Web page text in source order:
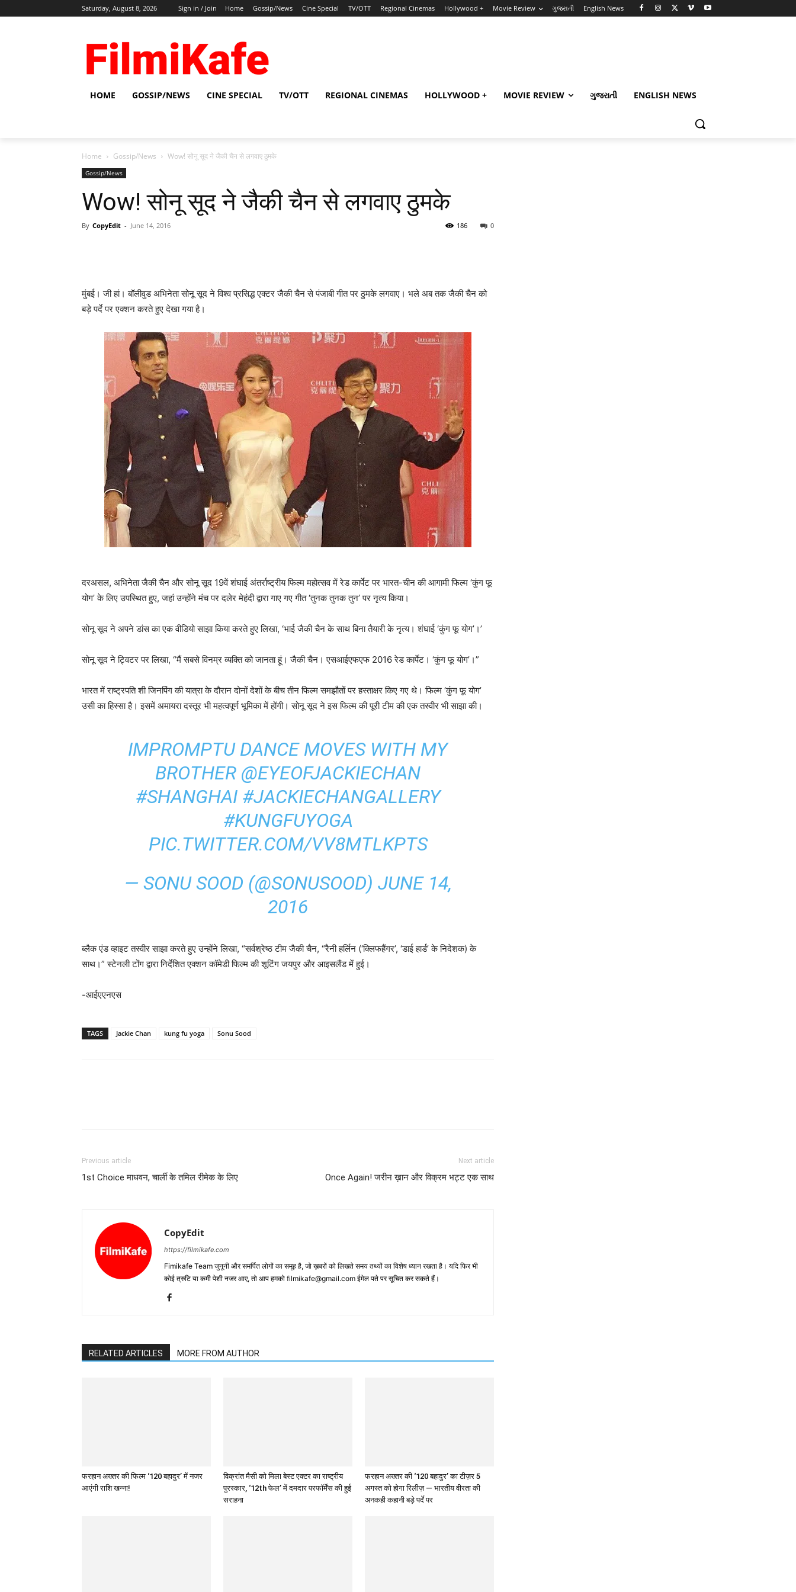
Saturday, August 8, 2026 Sign in / Join Home Gossip/News Cine Special TV/OTT Regional Cinemas Hollywood + Movie Review ગુજરાતી English News
HOME GOSSIP/NEWS CINE SPECIAL TV/OTT REGIONAL CINEMAS HOLLYWOOD + MOVIE REVIEW ગુજરાતી ENGLISH NEWS
Home Gossip/News Wow! सोनू सूद ने जैकी चैन से लगवाए ठुमके
Gossip/News
Wow! सोनू सूद ने जैकी चैन से लगवाए ठुमके
By CopyEdit - June 14, 2016 0
186
मुंबई। जी हां। बॉलीवुड अभिनेता सोनू सूद ने विश्‍व प्रसिद्ध एक्‍टर जैकी चैन से पंजाबी गीत पर ठुमके लगवाए। भले अब तक जैकी चैन को
बड़े पर्दे पर एक्‍शन करते हुए देखा गया है।
दरअसल, अभिनेता जैकी चैन और सोनू सूद 19वें शंघाई अंतर्राष्ट्रीय फिल्म महोत्सव में रेड कार्पेट पर भारत-चीन की आगामी फिल्म ‘कुंग फू
योग’ के लिए उपस्थित हुए, जहां उन्होंने मंच पर दलेर मेहंदी द्वारा गाए गए गीत ‘तुनक तुनक तुन’ पर नृत्य किया।
सोनू सूद ने अपने डांस का एक वीडियो साझा किया करते हुए लिखा, ‘भाई जैकी चैन के साथ बिना तैयारी के नृत्य। शंघाई ‘कुंग फू योग’।’
सोनू सूद ने ट्विटर पर लिखा, “मैं सबसे विनम्र व्यक्ति को जानता हूं। जैकी चैन। एसआईएफएफ 2016 रेड कार्पेट। ‘कुंग फू योग’।”
भारत में राष्ट्रपति शी जिनपिंग की यात्रा के दौरान दोनों देशों के बीच तीन फिल्म समझौतों पर हस्ताक्षर किए गए थे। फिल्म ‘कुंग फू योग’
उसी का हिस्सा है। इसमें अमायरा दस्तूर भी महत्वपूर्ण भूमिका में होंगी। सोनू सूद ने इस फिल्म की पूरी टीम की एक तस्वीर भी साझा की।
IMPROMPTU DANCE MOVES WITH MY
BROTHER @EYEOFJACKIECHAN
#SHANGHAI #JACKIECHANGALLERY
#KUNGFUYOGA
PIC.TWITTER.COM/VV8MTLKPTS
— SONU SOOD (@SONUSOOD) JUNE 14,
2016
ब्लैक एंड व्हाइट तस्वीर साझा करते हुए उन्होंने लिखा, “सर्वश्रेष्ठ टीम जैकी चैन, “रैनी हर्लिन (‘क्लिफहैंगर’, ‘डाई हार्ड’ के निदेशक) के
साथ।” स्टेनली टोंग द्वारा निर्देशित एक्शन कॉमेडी फिल्म की शूटिंग जयपुर और आइसलैंड में हुई।
-आईएएनएस
TAGS Jackie Chan kung fu yoga Sonu Sood
Previous article
1st Choice माधवन, चार्ली के तमिल रीमेक के लिए
Next article
Once Again! जरीन ख़ान और विक्रम भट्ट एक साथ
CopyEdit
https://filmikafe.com
Fimikafe Team जुनूनी और समर्पित लोगों का समूह है, जो ख़बरों को लिखते समय तथ्‍यों का विशेष ध्‍यान रखता है। यदि फिर भी
कोई त्रुटि या कमी पेशी नजर आए, तो आप हमको filmikafe@gmail.com ईमेल पते पर सूचित कर सकते हैं।
RELATED ARTICLES MORE FROM AUTHOR
फरहान अख्तर की फिल्म ‘120 बहादुर’ में नजर
आएंगी राशि खन्ना!
विक्रांत मैसी को मिला बेस्ट एक्टर का राष्ट्रीय
पुरस्कार, ‘12th फेल’ में दमदार परफॉर्मेंस की हुई
सराहना
फरहान अख्तर की ‘120 बहादुर’ का टीज़र 5
अगस्त को होगा रिलीज़ — भारतीय वीरता की
अनकही कहानी बड़े पर्दे पर